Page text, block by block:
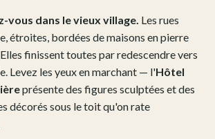
vous dans le vieux village. Les rues
étroites, bordées de maisons en pierre
finissent toutes par redescendre vers
Levez les yeux en marchant — l'Hôtel
présente des figures sculptées et des
décorés sous le toit qu'on rate